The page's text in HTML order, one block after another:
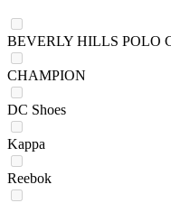
BEVERLY HILLS POLO
CHAMPION
DC Shoes
Kappa
Reebok